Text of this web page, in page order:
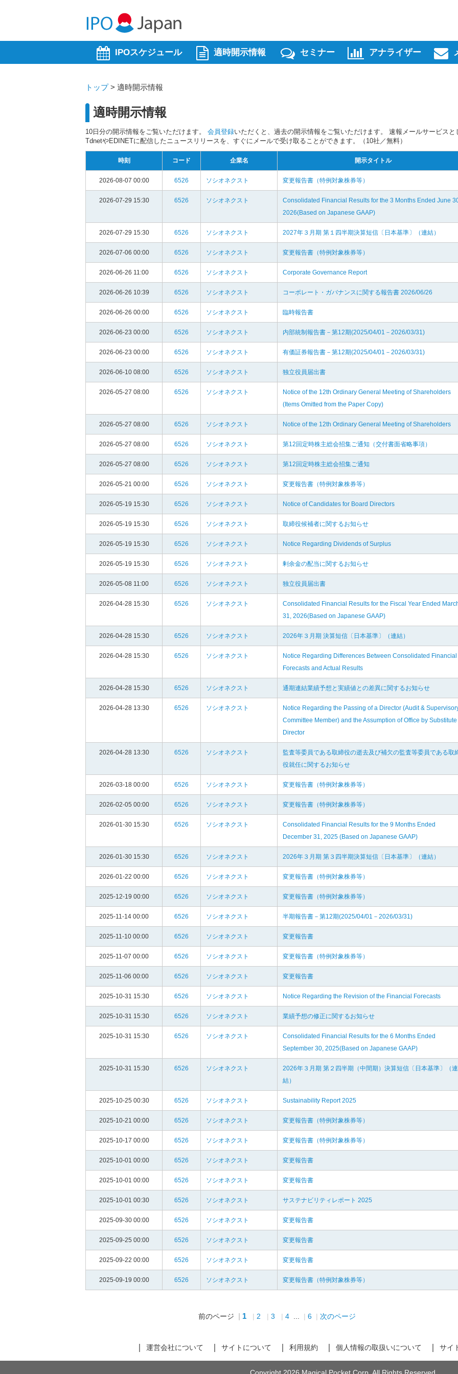
IPOスケジュール 適時開示情報 セミナー アナライザー
トップ> 適時開示情報
適時開示情報
10日分の開示情報をご覧いただけます。 会員登録いただくと、過去の開示情報をご覧いただけます。 速報メールサービスと
TdnetやEDINETに配信したニュースリリースを、すぐにメールで受け取ることができます。（10社／無料）
時刻 コード 企業名 開示タイトル
2026-08-07 00:00 6526 ソシオネクスト 変更報告書（特例対象株券等）
2026-07-29 15:30 6526 ソシオネクスト
Consolidated Financial Results for the 3 Months Ended June
2026(Based on Japanese GAAP)
2026-07-29 15:30 6526 ソシオネクスト 2027年３月期 第１四半期決算短信〔日本基準〕（連結）
2026-07-06 00:00 6526 ソシオネクスト 変更報告書（特例対象株券等）
2026-06-26 11:00 6526 ソシオネクスト Corporate Governance Report
2026-06-26 10:39 6526 ソシオネクスト コーポレート・ガバナンスに関する報告書 2026/06/26
2026-06-26 00:00 6526 ソシオネクスト 臨時報告書
2026-06-23 00:00 6526 ソシオネクスト 内部統制報告書－第12期(2025/04/01－2026/03/31)
2026-06-23 00:00 6526 ソシオネクスト 有価証券報告書－第12期(2025/04/01－2026/03/31)
2026-06-10 08:00 6526 ソシオネクスト 独立役員届出書
2026-05-27 08:00 6526 ソシオネクスト
Notice of the 12th Ordinary General Meeting of Shareholders
(Items Omitted from the Paper Copy)
2026-05-27 08:00 6526 ソシオネクスト Notice of the 12th Ordinary General Meeting of Shareholders
2026-05-27 08:00 6526 ソシオネクスト 第12回定時株主総会招集ご通知（交付書面省略事項）
2026-05-27 08:00 6526 ソシオネクスト 第12回定時株主総会招集ご通知
2026-05-21 00:00 6526 ソシオネクスト 変更報告書（特例対象株券等）
2026-05-19 15:30 6526 ソシオネクスト Notice of Candidates for Board Directors
2026-05-19 15:30 6526 ソシオネクスト 取締役候補者に関するお知らせ
2026-05-19 15:30 6526 ソシオネクスト Notice Regarding Dividends of Surplus
2026-05-19 15:30 6526 ソシオネクスト 剰余金の配当に関するお知らせ
2026-05-08 11:00 6526 ソシオネクスト 独立役員届出書
2026-04-28 15:30 6526 ソシオネクスト
Consolidated Financial Results for the Fiscal Year Ended
31, 2026(Based on Japanese GAAP)
2026-04-28 15:30 6526 ソシオネクスト 2026年３月期 決算短信〔日本基準〕（連結）
2026-04-28 15:30 6526 ソシオネクスト
Notice Regarding Differences Between Consolidated Financial
Forecasts and Actual Results
2026-04-28 15:30 6526 ソシオネクスト 通期連結業績予想と実績値との差異に関するお知らせ
2026-04-28 13:30 6526 ソシオネクスト
Notice Regarding the Passing of a Director (Audit &
Committee Member) and the Assumption of Office by Substitute
Director
2026-04-28 13:30 6526 ソシオネクスト
監査等委員である取締役の逝去及び補欠の監査等委員である取
役就任に関するお知らせ
2026-03-18 00:00 6526 ソシオネクスト 変更報告書（特例対象株券等）
2026-02-05 00:00 6526 ソシオネクスト 変更報告書（特例対象株券等）
2026-01-30 15:30 6526 ソシオネクスト
Consolidated Financial Results for the 9 Months Ended
December 31, 2025 (Based on Japanese GAAP)
2026-01-30 15:30 6526 ソシオネクスト 2026年３月期 第３四半期決算短信〔日本基準〕（連結）
2026-01-22 00:00 6526 ソシオネクスト 変更報告書（特例対象株券等）
2025-12-19 00:00 6526 ソシオネクスト 変更報告書（特例対象株券等）
2025-11-14 00:00 6526 ソシオネクスト 半期報告書－第12期(2025/04/01－2026/03/31)
2025-11-10 00:00 6526 ソシオネクスト 変更報告書
2025-11-07 00:00 6526 ソシオネクスト 変更報告書（特例対象株券等）
2025-11-06 00:00 6526 ソシオネクスト 変更報告書
2025-10-31 15:30 6526 ソシオネクスト Notice Regarding the Revision of the Financial Forecasts
2025-10-31 15:30 6526 ソシオネクスト 業績予想の修正に関するお知らせ
2025-10-31 15:30 6526 ソシオネクスト
Consolidated Financial Results for the 6 Months Ended
September 30, 2025(Based on Japanese GAAP)
2025-10-31 15:30 6526 ソシオネクスト
2026年３月期 第２四半期（中間期）決算短信〔日本基準〕（連
結）
2025-10-25 00:30 6526 ソシオネクスト Sustainability Report 2025
2025-10-21 00:00 6526 ソシオネクスト 変更報告書（特例対象株券等）
2025-10-17 00:00 6526 ソシオネクスト 変更報告書（特例対象株券等）
2025-10-01 00:00 6526 ソシオネクスト 変更報告書
2025-10-01 00:00 6526 ソシオネクスト 変更報告書
2025-10-01 00:30 6526 ソシオネクスト サステナビリティレポート 2025
2025-09-30 00:00 6526 ソシオネクスト 変更報告書
2025-09-25 00:00 6526 ソシオネクスト 変更報告書
2025-09-22 00:00 6526 ソシオネクスト 変更報告書
2025-09-19 00:00 6526 ソシオネクスト 変更報告書（特例対象株券等）
前のページ 1 2 3 4 6 次のページ
運営会社について サイトについて 利用規約 個人情報の取扱いについて サイ